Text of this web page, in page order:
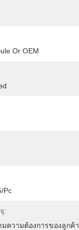
Or OEM
pc
:
ความต้องการของลูกค้า